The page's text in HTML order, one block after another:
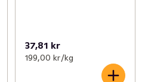
37,81 kr
199,00 kr /kg